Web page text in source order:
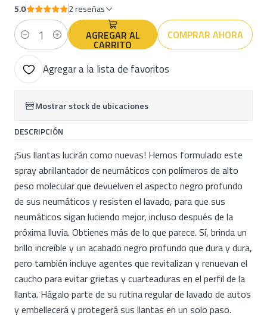
5.0 2 reseñas
Cantidad AGREGAR AL
CARRITO
COMPRAR AHORA
Agregar a la lista de favoritos
Mostrar stock de ubicaciones
DESCRIPCIÓN
¡Sus llantas lucirán como nuevas! Hemos formulado este
spray abrillantador de neumáticos con polímeros de alto
peso molecular que devuelven el aspecto negro profundo
de sus neumáticos y resisten el lavado, para que sus
neumáticos sigan luciendo mejor, incluso después de la
próxima lluvia. Obtienes más de lo que parece. Sí, brinda un
brillo increíble y un acabado negro profundo que dura y dura,
pero también incluye agentes que revitalizan y renuevan el
caucho para evitar grietas y cuarteaduras en el perfil de la
llanta. Hágalo parte de su rutina regular de lavado de autos
y embellecerá y protegerá sus llantas en un solo paso.